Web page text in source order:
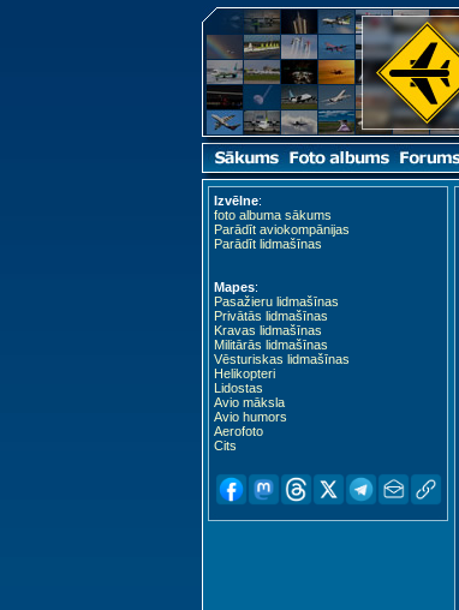
Izvēlne:
foto albuma sākums
Parādīt aviokompānijas
Parādīt lidmašīnas
Mapes:
Pasažieru lidmašīnas
Privātās lidmašīnas
Kravas lidmašīnas
Militārās lidmašīnas
Vēsturiskas lidmašīnas
Helikopteri
Lidostas
Avio māksla
Avio humors
Aerofoto
Cits